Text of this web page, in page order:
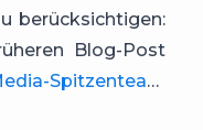
berücksichtigen:
Blog-Post
Spitzenteam